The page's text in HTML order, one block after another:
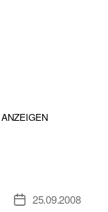
ANZEIGEN
Veröffentlichungsdatum
25.09.2008